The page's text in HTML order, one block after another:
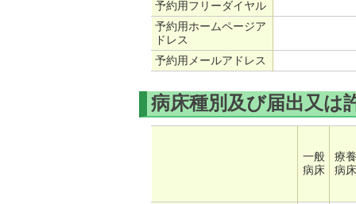
予約用フリーダイヤル
予約用ホームページア
ドレス
予約用メールアドレス
病床種別及び届出又は
一般
病床
療養
病床